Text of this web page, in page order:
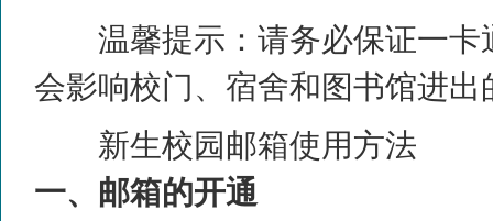
温馨提示：请务必保证一
会影响校门、宿舍和图书馆进出
新生校园邮箱使用方法
一、邮箱的开通